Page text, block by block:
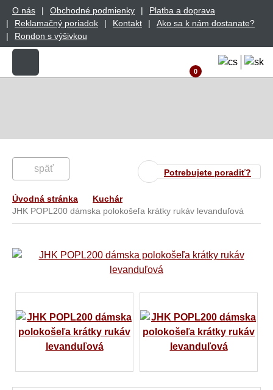
O nás Obchodné podmienky
Platba a doprava
Reklamačný poriadok
Kontakt
Ako sa k nám dostanate?
Rondon s výšivkou
0
Potrebujete poradiť?
späť
Úvodná stránka
Kuchár
JHK POPL200 dámska polokošeľa krátky rukáv levanduľová